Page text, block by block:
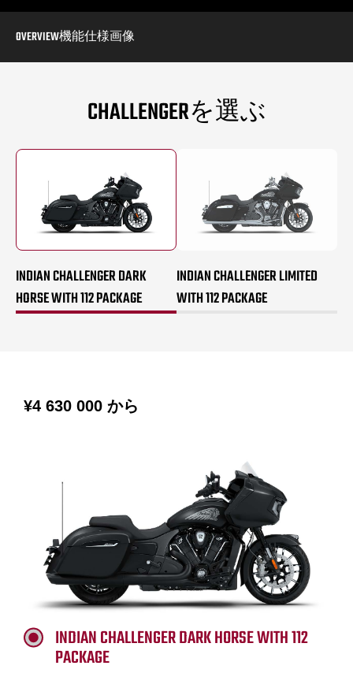
OVERVIEW機能仕様画像
CHALLENGERを選ぶ
INDIAN CHALLENGER DARK
HORSE WITH 112 PACKAGE
INDIAN CHALLENGER LIMITED
WITH 112 PACKAGE
から
¥4 630 000
INDIAN CHALLENGER DARK HORSE WITH 112
PACKAGE